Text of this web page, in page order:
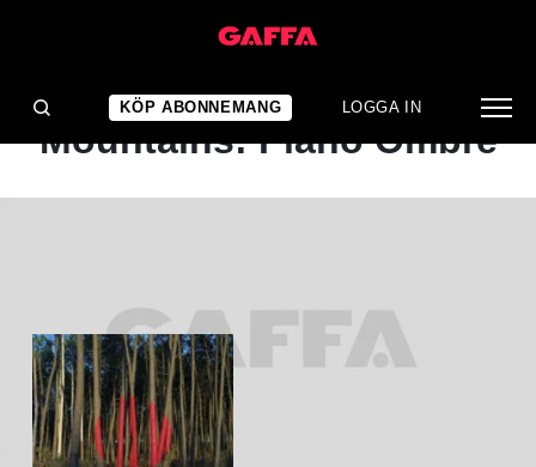
KÖP ABONNEMANG LOGGA IN
ALBUMRECENSION
Frànçois & The Atlas
Mountains: Piano Ombre